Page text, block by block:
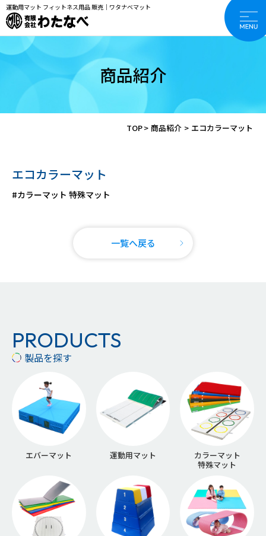
運動用マット フィットネス用品 販売｜ワタナベマット
商品紹介
TOP> 商品紹介 > エコカラーマット
エコカラーマット
#カラーマット 特殊マット
一覧へ戻る
PRODUCTS
製品を探す
エバーマット 運動用マット
カラーマット
特殊マット